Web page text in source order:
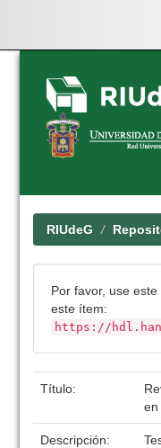
Skip
navigation
RIUdeG
Por favor, use
este ítem:
https://
Título:
en
Descripción: